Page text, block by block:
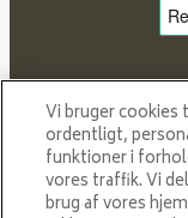
Vi bruger cookies
ordentligt,
funktioner i
vores traffik. Vi
brug af vores